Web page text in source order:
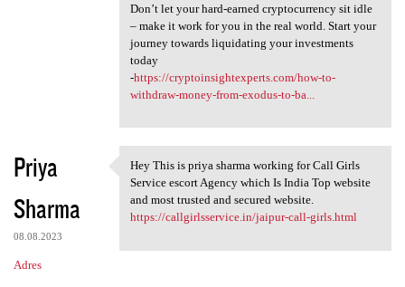
Don’t let your hard-earned cryptocurrency sit idle
– make it work for you in the real world. Start your
journey towards liquidating your investments
today
-https://cryptoinsightexperts.com/how-to-
withdraw-money-from-exodus-to-ba...
Priya
Sharma
08.08.2023
Adres
Hey This is priya sharma
Hey This is priya sharma working for Call Girls
Service escort Agency which Is India Top website
and most trusted and secured website.
https://callgirlsservice.in/jaipur-call-girls.html